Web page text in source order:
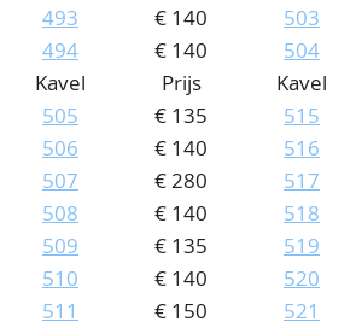
493
€ 140
494
€ 140
503
504
Kavel
Prijs
505
€ 135
506
€ 140
507
€ 280
508
€ 140
509
€ 135
510
€ 140
511
€ 150
Kavel
515
516
517
518
519
520
521